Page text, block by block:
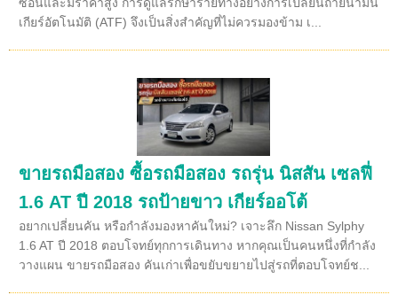
เกียร์อัตโนมัติ (ATF) จึงเป็นสิ่งสำคัญที่ไม่ควรมองข้าม เ...
ขายรถมือสอง ซื้อรถมือสอง รถรุ่น นิสสัน เซลฟี่
1.6 AT ปี 2018 รถป้ายขาว เกียร์ออโต้
อยากเปลี่ยนคัน หรือกำลังมองหาคันใหม่? เจาะลึก Nissan Sylphy
1.6 AT ปี 2018 ตอบโจทย์ทุกการเดินทาง หากคุณเป็นคนหนึ่งที่กำลัง
วางแผน ขายรถมือสอง คันเก่าเพื่อขยับขยายไปสู่รถที่ตอบโจทย์ช...